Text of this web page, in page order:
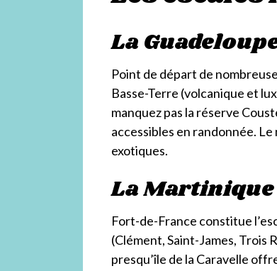
La
Point de départ de
Basse-Terre (volcanique et
manquez pas la réserve
accessibles en randonnée.
exotiques.
La Martinique
Fort-de-France constitue
(Clément, Saint-James, Trois
presqu’île de la Caravelle